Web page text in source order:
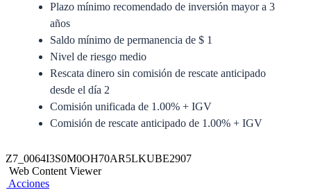
Plazo mínimo recomendado de inversión mayor a 3
años
Saldo mínimo de permanencia de $ 1
Nivel de riesgo medio
Rescata dinero sin comisión de rescate anticipado
desde el día 2
Comisión unificada de 1.00% + IGV
Comisión de rescate anticipado de 1.00% + IGV
Prospecto Simplificado
Z7_0064I3S0M0OH70AR5LKUBE2907
Web Content Viewer
Acciones